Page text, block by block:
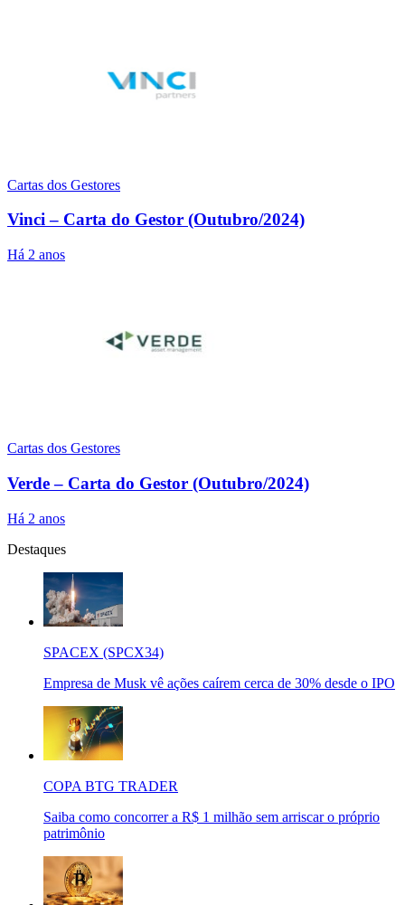
Cartas dos Gestores
Vinci – Carta do Gestor (Outubro/2024)
Há 2 anos
Cartas dos Gestores
Verde – Carta do Gestor (Outubro/2024)
Há 2 anos
Destaques
SPACEX (SPCX34)
Empresa de Musk vê ações caírem cerca de 30% desde o IPO
COPA BTG TRADER
Saiba como concorrer a R$ 1 milhão sem arriscar o próprio
patrimônio